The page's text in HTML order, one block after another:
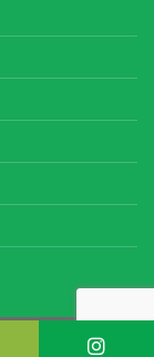
CJ Soft Co., Ltd.